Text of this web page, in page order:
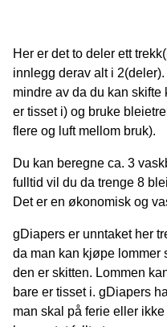
Her er det to deler ett
innlegg derav alt i
mindre av da du kan
er tisset i) og bruke
flere og luft mellom bruk).
Du kan beregne ca. 3
fulltid vil du da trenge 8
Det er en økonomisk og
gDiapers er unntaket her
da man kan kjøpe lommer
den er skitten. Lommen
bare er tisset i. gDiapers
man skal på ferie eller